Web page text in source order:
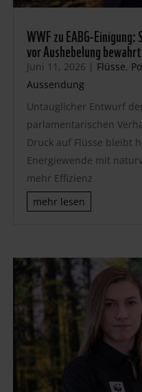
WWF zu EABG-
vor Aushebelung bewahrt
Juni 11, 2026 | Flüsse,
Aussendung
Untauglicher Entwurf
parlamentarischen
Druck auf Flüsse bleibt
Energiewende mit
mehr Effizienz
mehr lesen